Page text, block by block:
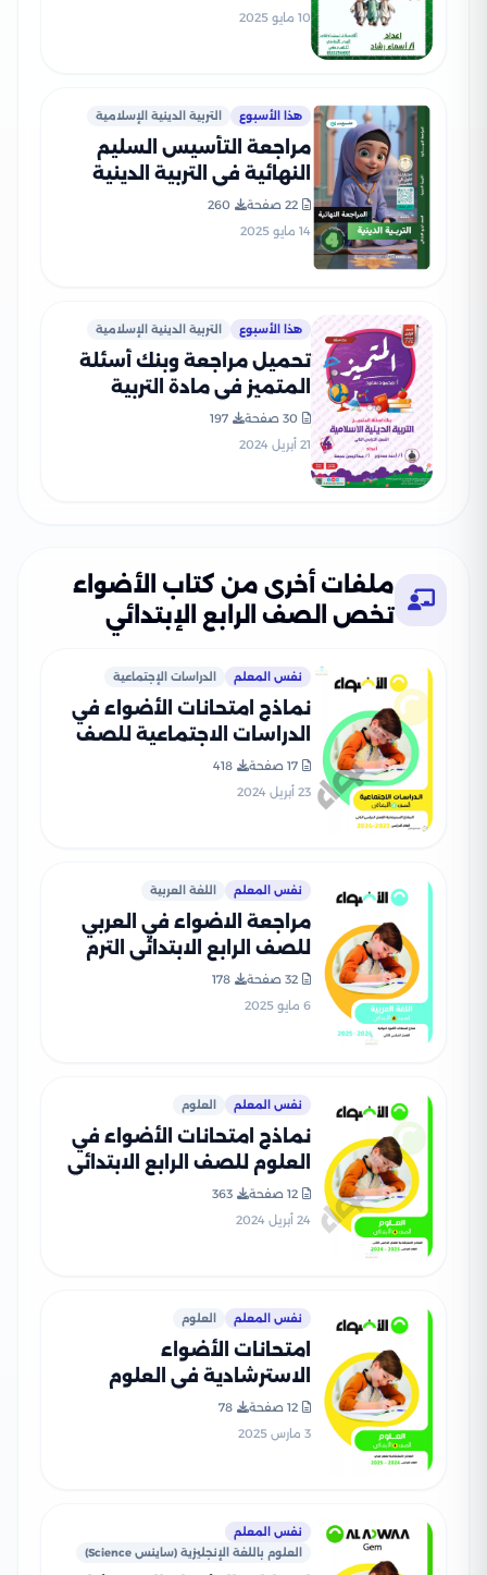
10 مايو 2025
هذا الأسبوع التربية الدينية الإسلامية
مراجعة التأسيس السليم
النهائية في التربية الدينية
الاسلامية لرابعة ابتدائي الترم
الثاني PDF بالاجابات
22 صفحة
260
14 مايو 2025
هذا الأسبوع التربية الدينية الإسلامية
تحميل مراجعة وبنك أسئلة
المتميز في مادة التربية
الدينية الاسلامية للصف
الرابع الابتدائي الترم الثاني
30 صفحة
197
21 أبريل 2024
ملفات أخرى من كتاب الأضواء
تخص الصف الرابع الإبتدائي
نفس المعلم الدراسات الإجتماعية
نماذج امتحانات الأضواء في
الدراسات الاجتماعية للصف
الرابع الابتدائي الترم الثاني
2024 بصيغة PDF
17 صفحة
418
23 أبريل 2024
نفس المعلم اللغة العربية
مراجعة الاضواء في العربي
للصف الرابع الابتدائي الترم
الثاني PDF بالاجابات
32 صفحة
178
6 مايو 2025
نفس المعلم العلوم
نماذج امتحانات الأضواء في
العلوم للصف الرابع الابتدائي
الترم الثاني 2024 بصيغة PDF
12 صفحة
363
24 أبريل 2024
نفس المعلم العلوم
امتحانات الأضواء
الاسترشادية في العلوم
لرابعة ابتدائي على مقرر شهر
فبراير 2025 بصيغة PDF
12 صفحة
78
3 مارس 2025
نفس المعلم
العلوم باللغة الإنجليزية (ساينس Science)